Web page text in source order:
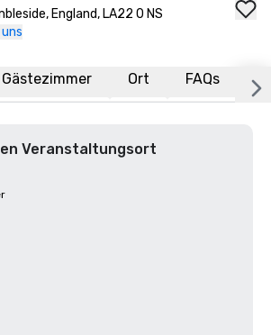
England, LA22 0 NS
Gästezimmer Ort FAQs
Veranstaltungsort